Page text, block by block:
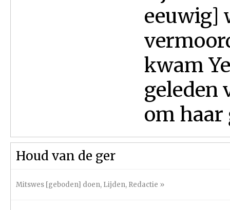
eeuwig]
kwam
geleden
om haar
Houd van de ger
Mitswes [geboden] doen, Lijden, Redactie »